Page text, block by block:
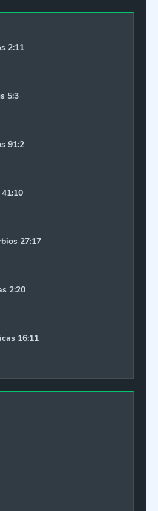
2:11
5:3
91:2
27:17
2:20
16:11